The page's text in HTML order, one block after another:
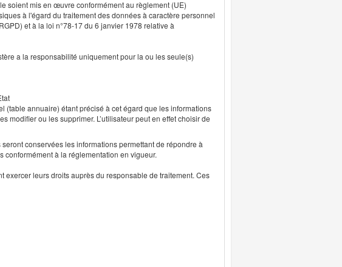
soient mis en œuvre conformément au règlement (UE)
à l'égard du traitement des données à caractère personnel
et à la loi n°78-17 du 6 janvier 1978 relative à
a la responsabilité uniquement pour la ou les seule(s)
(table annuaire) étant précisé à cet égard que les informations
modifier ou les supprimer. L’utilisateur peut en effet choisir de
conservées les informations permettant de répondre à
à la réglementation en vigueur.
leurs droits auprès du responsable de traitement. Ces